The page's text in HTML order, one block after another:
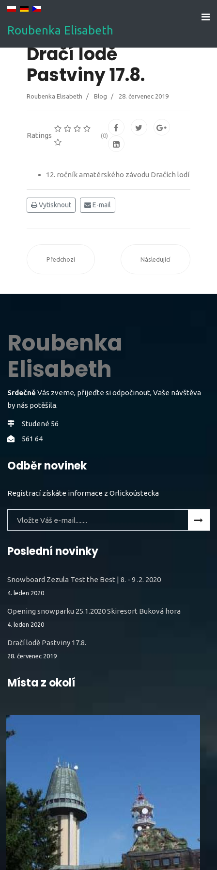
Roubenka Elisabeth
Dračí lodě
Pastviny 17.8.
Roubenka Elisabeth Blog 28. červenec 2019
Ratings (0)
12. ročník amatérského závodu Dračích lodí
Vytisknout E-mail
Předchozí Následující
Roubenka
Elisabeth
Srdečně Vás zveme, přijeďte si odpočinout, Vaše návštěva
by nás potěšila.
Studené 56
561 64
Odběr novinek
Registrací získáte informace z Orlickoústecka
Poslední novinky
Snowboard Zezula Test the Best | 8. - 9 .2. 2020
4. leden 2020
Opening snowparku 25.1.2020 Skiresort Buková hora
4. leden 2020
Dračí lodě Pastviny 17.8.
28. červenec 2019
Místa z okolí